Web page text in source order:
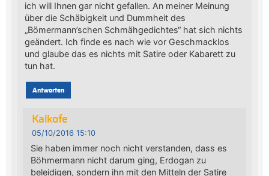
ich will Ihnen gar nicht gefallen. An meiner Meinung
über die Schäbigkeit und Dummheit des
„Bömermann’schen Schmähgedichtes“ hat sich nichts
geändert. Ich finde es nach wie vor Geschmacklos
und glaube das es nichts mit Satire oder Kabarett zu
tun hat.
Antworten
Kalkofe
05/10/2016 15:10
Sie haben immer noch nicht verstanden, dass es
Böhmermann nicht darum ging, Erdogan zu
beleidigen, sondern ihn mit den Mitteln der Satire